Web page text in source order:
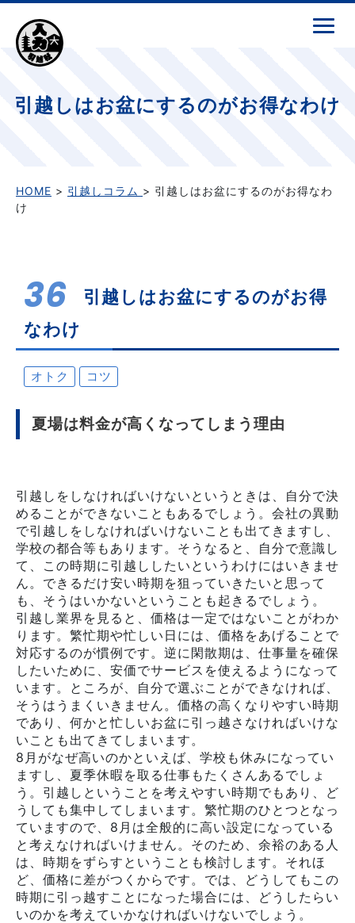
引越しはお盆にするのがお得なわけ
HOME > 引越しコラム > 引越しはお盆にするのがお得なわ
け
36
引越しはお盆にするのがお得
なわけ
オトク コツ
夏場は料金が高くなってしまう理由
引越しをしなければいけないというときは、自分で決
めることができないこともあるでしょう。会社の異動
で引越しをしなければいけないことも出てきますし、
学校の都合等もあります。そうなると、自分で意識し
て、この時期に引越ししたいというわけにはいきませ
ん。できるだけ安い時期を狙っていきたいと思って
も、そうはいかないということも起きるでしょう。
引越し業界を見ると、価格は一定ではないことがわか
ります。繁忙期や忙しい日には、価格をあげることで
対応するのが慣例です。逆に閑散期は、仕事量を確保
したいために、安価でサービスを使えるようになって
います。ところが、自分で選ぶことができなければ、
そうはうまくいきません。価格の高くなりやすい時期
であり、何かと忙しいお盆に引っ越さなければいけな
いことも出てきてしまいます。
8月がなぜ高いのかといえば、学校も休みになってい
ますし、夏季休暇を取る仕事もたくさんあるでしょ
う。引越しということを考えやすい時期でもあり、ど
うしても集中してしまいます。繁忙期のひとつとなっ
ていますので、8月は全般的に高い設定になっている
と考えなければいけません。そのため、余裕のある人
は、時期をずらすということも検討します。それほ
ど、価格に差がつくからです。では、どうしてもこの
時期に引っ越すことになった場合には、どうしたらい
いのかを考えていかなければいけないでしょう。